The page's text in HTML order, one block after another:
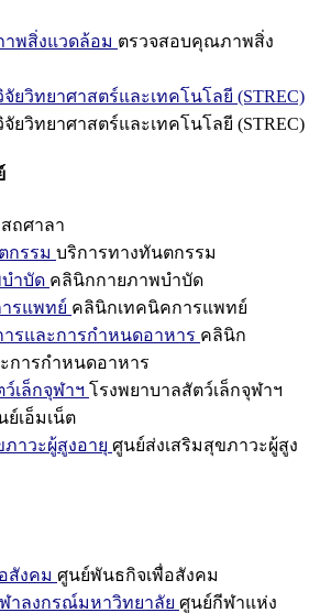
พสิ่งแวดล้อม ตรวจสอบคุณภาพสิ่ง
ยวิทยาศาสตร์และเทคโนโลยี (STREC)
ยวิทยาศาสตร์และเทคโนโลยี (STREC)
ถศาลา
กรรม บริการทางทันตกรรม
ำบัด คลินิกกายภาพบำบัด
รแพทย์ คลินิกเทคนิคการแพทย์
รและการกำหนดอาหาร คลินิก
การกำหนดอาหาร
เล็กจุฬาฯ โรงพยาบาลสัตว์เล็กจุฬาฯ
ย์เอ็มเน็ต
าวะผู้สูงอายุ ศูนย์ส่งเสริมสุขภาวะผู้สูง
สังคม ศูนย์พันธกิจเพื่อสังคม
าลงกรณ์มหาวิทยาลัย ศูนย์กีฬาแห่ง